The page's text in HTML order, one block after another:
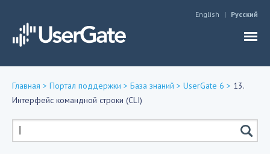
English Русский
Вы
здесь
Главная > Портал поддержки > База знаний > UserGate 6 > 13.
Интерфейс командной строки (CLI)